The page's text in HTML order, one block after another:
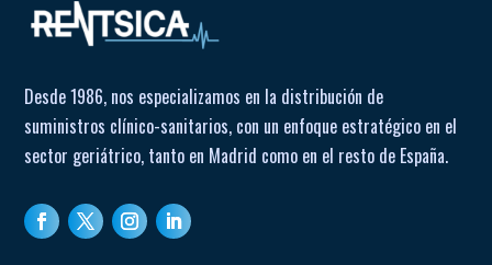
Desde 1986, nos especializamos en la distribución de
suministros clínico-sanitarios, con un enfoque estratégico en el
sector geriátrico, tanto en Madrid como en el resto de España.